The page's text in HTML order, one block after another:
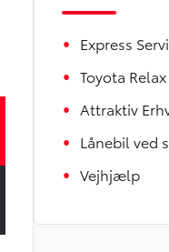
Express
Toyota Relax
Attraktiv
Lånebil ved
Vejhjælp